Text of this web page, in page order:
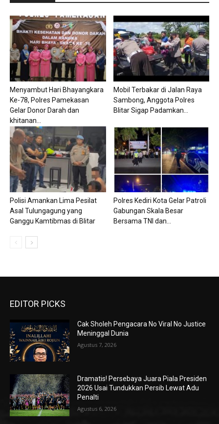
Menyambut Hari Bhayangkara
Ke-78, Polres Pamekasan
Gelar Donor Darah dan
khitanan...
Mobil Terbakar di Jalan Raya
Sambong, Anggota Polres
Blitar Sigap Padamkan...
Polisi Amankan Lima Pesilat
Asal Tulungagung yang
Ganggu Kamtibmas di Blitar
Polres Kediri Kota Gelar Patroli
Gabungan Skala Besar
Bersama TNI dan...
EDITOR PICKS
Cak Sholeh Pengacara No Viral No Justice
Meninggal Dunia
Agustus 7, 2026
Dramatis! Persebaya Juara Piala Presiden
2026 Usai Tundukkan Persib Lewat Adu
Penalti
Agustus 6, 2026